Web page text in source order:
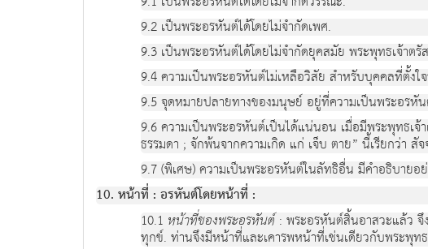
9.2 เป็นพระอรหันต์ได้โดยไม่จำกัดเพศ.
9.3 เป็นพระอรหันต์ได้โดยไม่จำกัดยุคสมัย พระพุทธเจ้าต
9.4 ความเป็นพระอรหันต์ไม่เหลือวิสัย สำหรับบุคคลที่ตั้ง
9.5 จุดหมายปลายทางของมนุษย์ อยู่ที่ความเป็นพระอรหั
9.6 ความเป็นพระอรหันต์เป็นได้แน่นอน เมื่อมีพระพุทธเ
ธรรมดา ; จักพ้นจากความเกิด แก่ เจ็บ ตาย” นี้เรียกว่า สั
9.7 (พิเศษ) ความเป็นพระอรหันต์ในลัทธิอื่น มีคำอธิบายอ
10. หน้าที่ : อรหันต์โดยหน้าที่ :
10.1 หน้าที่ของพระอรหันต์: พระอรหันต์สิ้นอาสวะแล้ว จึ
ทุกข์. ท่านจึงมีหน้าที่และเคารพหน้าที่เช่นเดียวกับพระพุทธ